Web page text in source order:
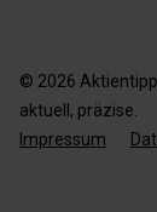
© 2026
aktuell, präzise.
Impressum